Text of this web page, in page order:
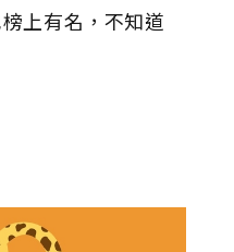
上有名，不知道